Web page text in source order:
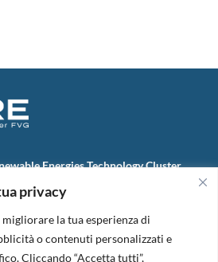
privacy
la tua esperienza di
o contenuti personalizzati e
Cliccando “Accetta tutti”,
Energies Technology Cluster
01138620313